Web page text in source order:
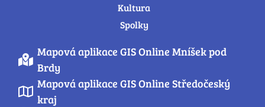
Kultura
Spolky
Mapová aplikace GIS Online Mníšek pod
Brdy
Mapová aplikace GIS Online Středočeský
kraj